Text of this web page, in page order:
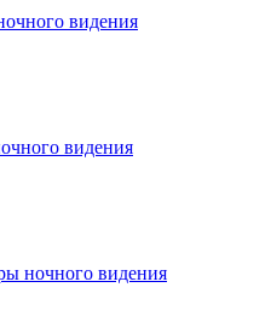
видения
видения
ночного видения